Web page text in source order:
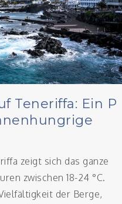
Teneriffa: Ein P
zeigt sich das ganze
zwischen 18-24 °C.
der Berge,